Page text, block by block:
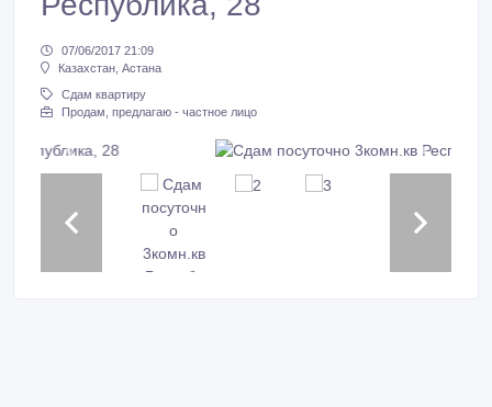
07/06/2017 21:09
Казахстан, Астана
Сдам квартиру
Продам, предлагаю - частное лицо